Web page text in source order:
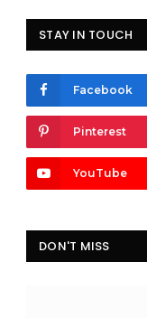
STAY IN TOUCH
Facebook
Pinterest
YouTube
DON'T MISS